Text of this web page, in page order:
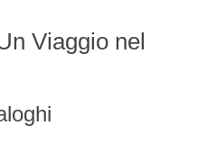
Viaggio nel